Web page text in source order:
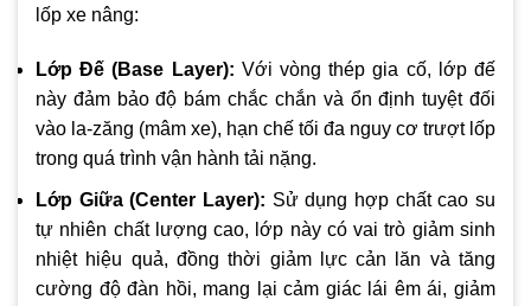
lốp xe nâng:
Lớp Đế (Base Layer): Với vòng thép gia cố, lớp đế
này đảm bảo độ bám chắc chắn và ổn định tuyệt đối
vào la-zăng (mâm xe), hạn chế tối đa nguy cơ trượt lốp
trong quá trình vận hành tải nặng.
Lớp Giữa (Center Layer): Sử dụng hợp chất cao su
tự nhiên chất lượng cao, lớp này có vai trò giảm sinh
nhiệt hiệu quả, đồng thời giảm lực cản lăn và tăng
cường độ đàn hồi, mang lại cảm giác lái êm ái, giảm